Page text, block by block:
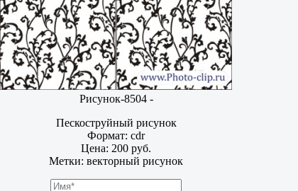
Рисунок-8504 -
Пескоструйный рисунок
Формат: cdr
Цена: 200 руб.
Метки: векторный рисунок